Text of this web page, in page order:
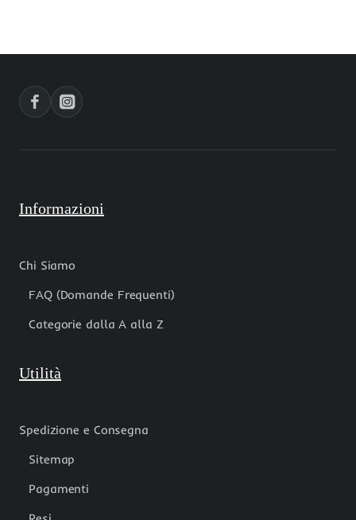
PEZZO
Informazioni
Chi Siamo
FAQ (Domande Frequenti)
Categorie dalla A alla Z
Utilità
Spedizione e Consegna
Sitemap
Pagamenti